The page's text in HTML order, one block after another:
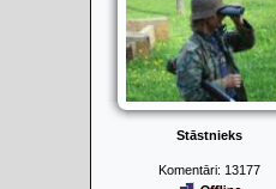
Stāstnieks
Komentāri: 13177